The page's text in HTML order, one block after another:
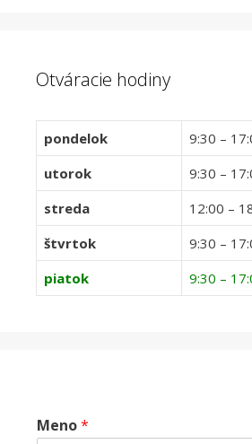
Otváracie hodiny
pondelok
9:30 –
utorok
9:30 –
streda
12:00 –
štvrtok
9:30 –
piatok
9:30 –
Meno*